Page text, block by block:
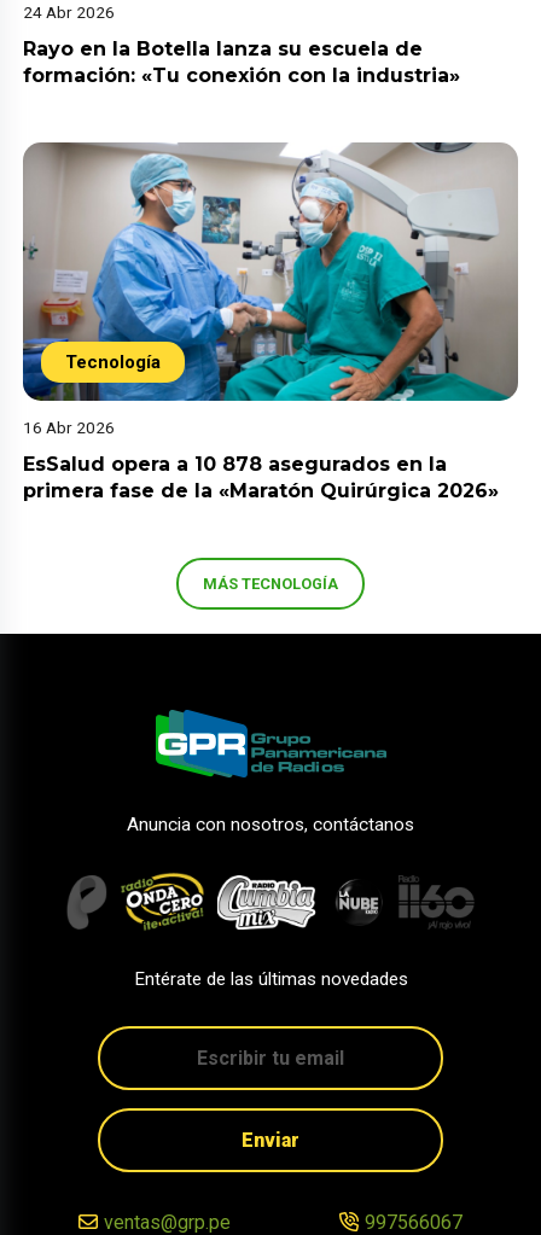
24 Abr 2026
Rayo en la Botella lanza su escuela de
formación: «Tu conexión con la industria»
Tecnología
16 Abr 2026
EsSalud opera a 10 878 asegurados en la
primera fase de la «Maratón Quirúrgica 2026»
MÁS TECNOLOGÍA
Anuncia con nosotros, contáctanos
Entérate de las últimas novedades
Enviar
ventas@grp.pe 997566067